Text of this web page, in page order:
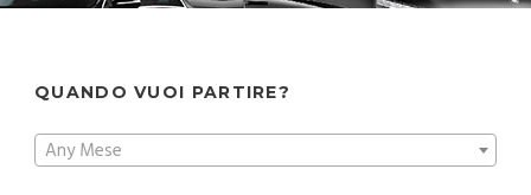
QUANDO VUOI PARTIRE?
Any Mese